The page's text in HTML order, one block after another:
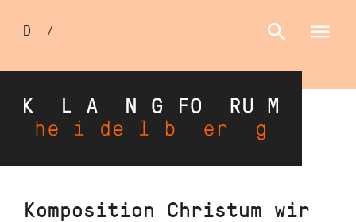
Direkt
Sprachumschalter
D /
Komposition Christum wir